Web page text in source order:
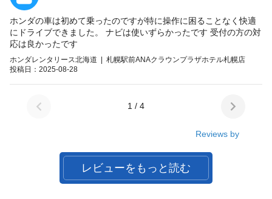
ホンダの車は初めて乗ったのですが特に操作に困ることなく快適
にドライブできました。 ナビは使いずらかったです 受付の方の対
応は良かったです
ホンダレンタリース北海道 | 札幌駅前ANAクラウンプラザホテル札幌店
投稿日：2025-08-28
1 / 4
Reviews by
レビューをもっと読む